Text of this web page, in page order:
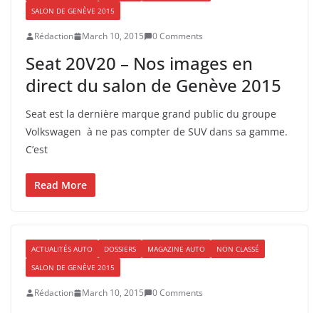
SALON DE GENÈVE 2015
Rédaction March 10, 2015 0 Comments
Seat 20V20 – Nos images en
direct du salon de Genève 2015
Seat est la dernière marque grand public du groupe
Volkswagen à ne pas compter de SUV dans sa gamme.
C’est
Read More
ACTUALITÉS AUTO DOSSIERS MAGAZINE AUTO
NON CLASSÉ
SALON DE GENÈVE 2015
Rédaction March 10, 2015 0 Comments